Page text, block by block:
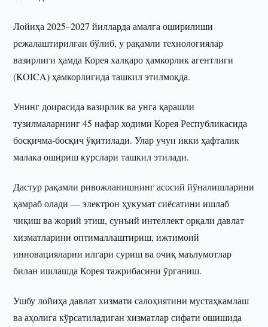
Лойиҳа 2025–2027 йилларда амалга оширилиши
режалаштирилган бўлиб, у рақамли технологиялар
вазирлиги ҳамда Корея халқаро ҳамкорлик агентлиги
(KOICA) ҳамкорлигида ташкил этилмоқда.
Унинг доирасида вазирлик ва унга қарашли
тузилмаларнинг 45 нафар ходими Корея Республикасида
босқичма-босқич ўқитилади. Улар учун икки ҳафталик
малака ошириш курслари ташкил этилади.
Дастур рақамли ривожланишнинг асосий йўналишларини
қамраб олади — электрон ҳукумат сиёсатини ишлаб
чиқиш ва жорий этиш, сунъий интеллект орқали давлат
хизматларини оптималлаштириш, ижтимоий
инновацияларни илгари суриш ва очиқ маълумотлар
билан ишлашда Корея тажрибасини ўрганиш.
Ушбу лойиҳа давлат хизмати салоҳиятини мустаҳкамлаш
ва аҳолига кўрсатиладиган хизматлар сифати ошишида